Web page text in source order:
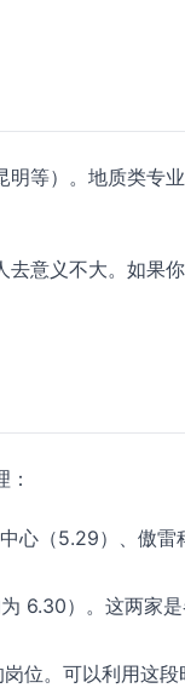
等）。地质类专
意义不大。如果
心（5.29）、傲
6.30）。这两家
位。可以利用这段